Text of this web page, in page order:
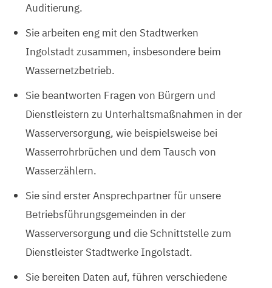
Auditierung.
Sie arbeiten eng mit den Stadtwerken
Ingolstadt zusammen, insbesondere beim
Wassernetzbetrieb.
Sie beantworten Fragen von Bürgern und
Dienstleistern zu Unterhaltsmaßnahmen in der
Wasserversorgung, wie beispielsweise bei
Wasserrohrbrüchen und dem Tausch von
Wasserzählern.
Sie sind erster Ansprechpartner für unsere
Betriebsführungsgemeinden in der
Wasserversorgung und die Schnittstelle zum
Dienstleister Stadtwerke Ingolstadt.
Sie bereiten Daten auf, führen verschiedene